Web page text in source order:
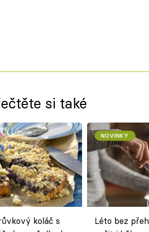
si také
koláč s
NOVINKY
Léto bez